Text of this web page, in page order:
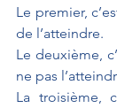
Le premier,
de l’atteindre.
Le deuxième,
ne pas
La troisième,